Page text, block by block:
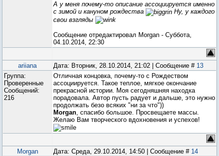
А у меня почему-то описание ассоциируется именно
с зимой и кануном рождества
Ну, у каждого
свои взгляды
Сообщение отредактировал Morgan - Суббота,
04.10.2014, 22:30
ariiana Дата: Вторник, 28.10.2014, 21:02 | Сообщение # 13
Группа:
Проверенные
Сообщений:
216
Отличная концовка, почему-то с Рождеством
ассоциируется. Такое теплое, мягкое окончание
прекрасной истории. Моя сегодняшняя находка
порадовала. Автор пусть радует и дальше, это нужно
продолжать безо всяких "ни за что"))
Morgan, спасибо большое. Просвещаете массы.
Желаю Вам творческого вдохновения и успехов!
Morgan Дата: Среда, 29.10.2014, 14:50 | Сообщение # 14